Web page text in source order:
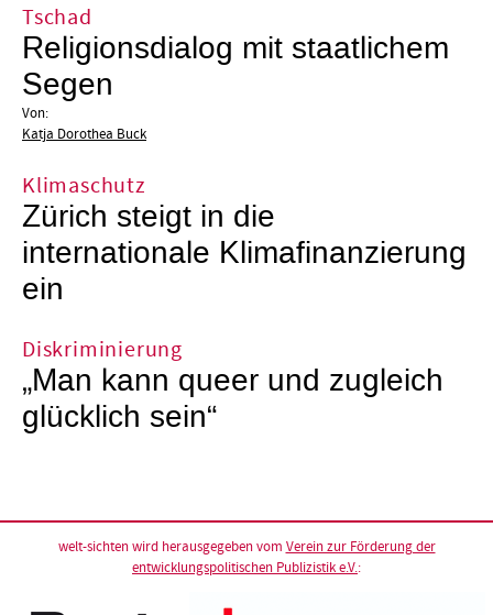
Tschad
Religionsdialog mit staatlichem
Segen
Von:
Katja Dorothea Buck
Klimaschutz
Zürich steigt in die
internationale Klimafinanzierung
ein
Diskriminierung
„Man kann queer und zugleich
glücklich sein“
welt-sichten wird herausgegeben vom Verein zur Förderung der
entwicklungspolitischen Publizistik e.V.: